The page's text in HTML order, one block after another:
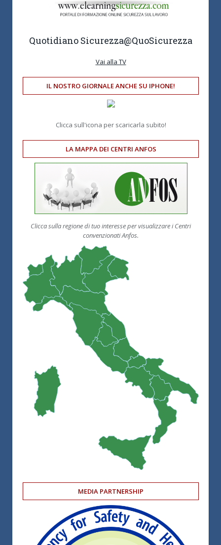
Quotidiano Sicurezza@QuoSicurezza
Vai alla TV
IL NOSTRO GIORNALE ANCHE SU IPHONE!
Clicca sull'icona per scaricarla subito!
LA MAPPA DEI CENTRI ANFOS
Clicca sulla regione di tuo interesse per visualizzare i Centri
convenzionati Anfos.
MEDIA PARTNERSHIP